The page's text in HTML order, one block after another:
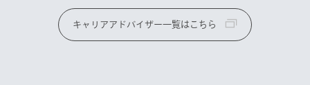
キャリアアドバイザー一覧はこちら